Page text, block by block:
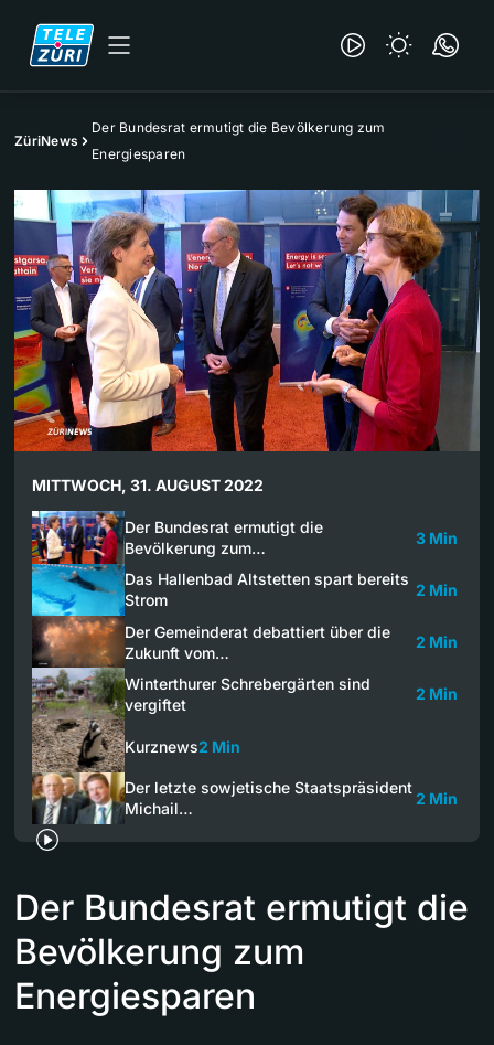
ZüriNews
Der Bundesrat ermutigt die Bevölkerung zum
Energiesparen
MITTWOCH, 31. AUGUST 2022
Der Bundesrat ermutigt die
Bevölkerung zum…
3 Min
Das Hallenbad Altstetten spart bereits
Strom
2 Min
Der Gemeinderat debattiert über die
Zukunft vom…
2 Min
Winterthurer Schrebergärten sind
vergiftet
2 Min
Kurznews2 Min
Der letzte sowjetische Staatspräsident
Michail…
2 Min
Der Bundesrat ermutigt die
Bevölkerung zum
Energiesparen